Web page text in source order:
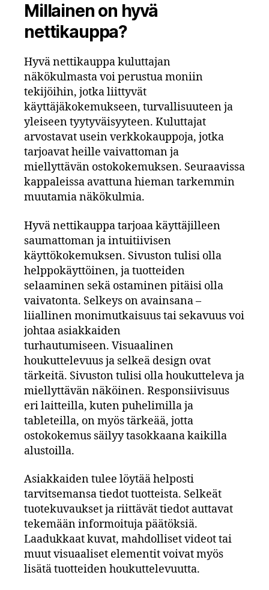
Millainen on hyvä
nettikauppa?
Hyvä nettikauppa kuluttajan
näkökulmasta voi perustua moniin
tekijöihin, jotka liittyvät
käyttäjäkokemukseen, turvallisuuteen ja
yleiseen tyytyväisyyteen. Kuluttajat
arvostavat usein verkkokauppoja, jotka
tarjoavat heille vaivattoman ja
miellyttävän ostokokemuksen. Seuraavissa
kappaleissa avattuna hieman tarkemmin
muutamia näkökulmia.
Hyvä nettikauppa tarjoaa käyttäjilleen
saumattoman ja intuitiivisen
käyttökokemuksen. Sivuston tulisi olla
helppokäyttöinen, ja tuotteiden
selaaminen sekä ostaminen pitäisi olla
vaivatonta. Selkeys on avainsana –
liiallinen monimutkaisuus tai sekavuus voi
johtaa asiakkaiden
turhautumiseen. Visuaalinen
houkuttelevuus ja selkeä design ovat
tärkeitä. Sivuston tulisi olla houkutteleva ja
miellyttävän näköinen. Responsiivisuus
eri laitteilla, kuten puhelimilla ja
tableteilla, on myös tärkeää, jotta
ostokokemus säilyy tasokkaana kaikilla
alustoilla.
Asiakkaiden tulee löytää helposti
tarvitsemansa tiedot tuotteista. Selkeät
tuotekuvaukset ja riittävät tiedot auttavat
tekemään informoituja päätöksiä.
Laadukkaat kuvat, mahdolliset videot tai
muut visuaaliset elementit voivat myös
lisätä tuotteiden houkuttelevuutta.